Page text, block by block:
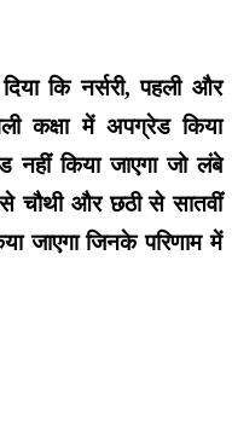
दिया कि नर्सरी, पहली और
कक्षा में अपग्रेड किया
किया जाएगा जो लंबे
चौथी और छठी से सातवीं
जाएगा जिनके परिणाम में